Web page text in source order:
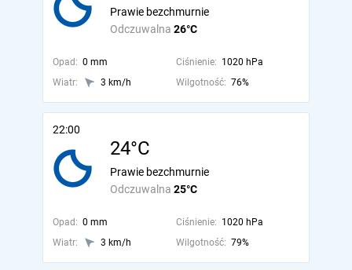
Odczuwalna 26°C
Prawie bezchmurnie
Opad: 0 mm Ciśnienie: 1020 hPa
Wiatr:
3 km/h Wilgotność: 76%
22:00
24°C
Odczuwalna 25°C
Prawie bezchmurnie
Opad: 0 mm Ciśnienie: 1020 hPa
Wiatr:
3 km/h Wilgotność: 79%